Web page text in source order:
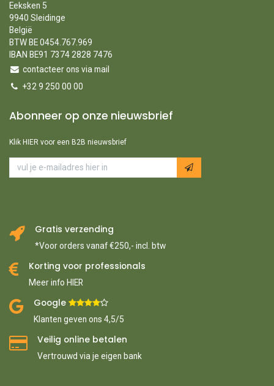
Eeksken 5
9940 Sleidinge
België
BTW BE 0454.767.969
IBAN BE91 7374 2828 7476
contacteer ons via mail
+32 9 250 00 00
Abonneer op onze nieuwsbrief
Klik HIER voor een B2B nieuwsbrief
Gratis verzending
*Voor orders vanaf €250,- incl. btw
Korting voor professionals
Meer info HIER
Google ​
Klanten geven ons 4,5/5
Veilig online betalen
Vertrouwd via je eigen bank